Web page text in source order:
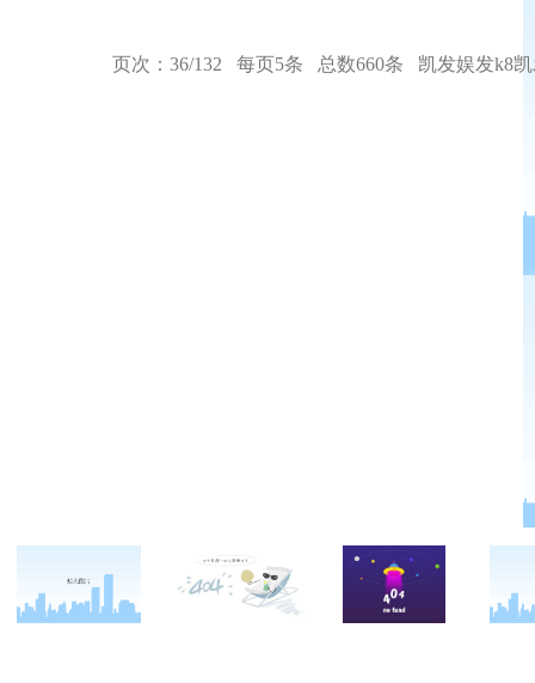
页次：36/132 每页5条 总数660条 凯发娱发k8